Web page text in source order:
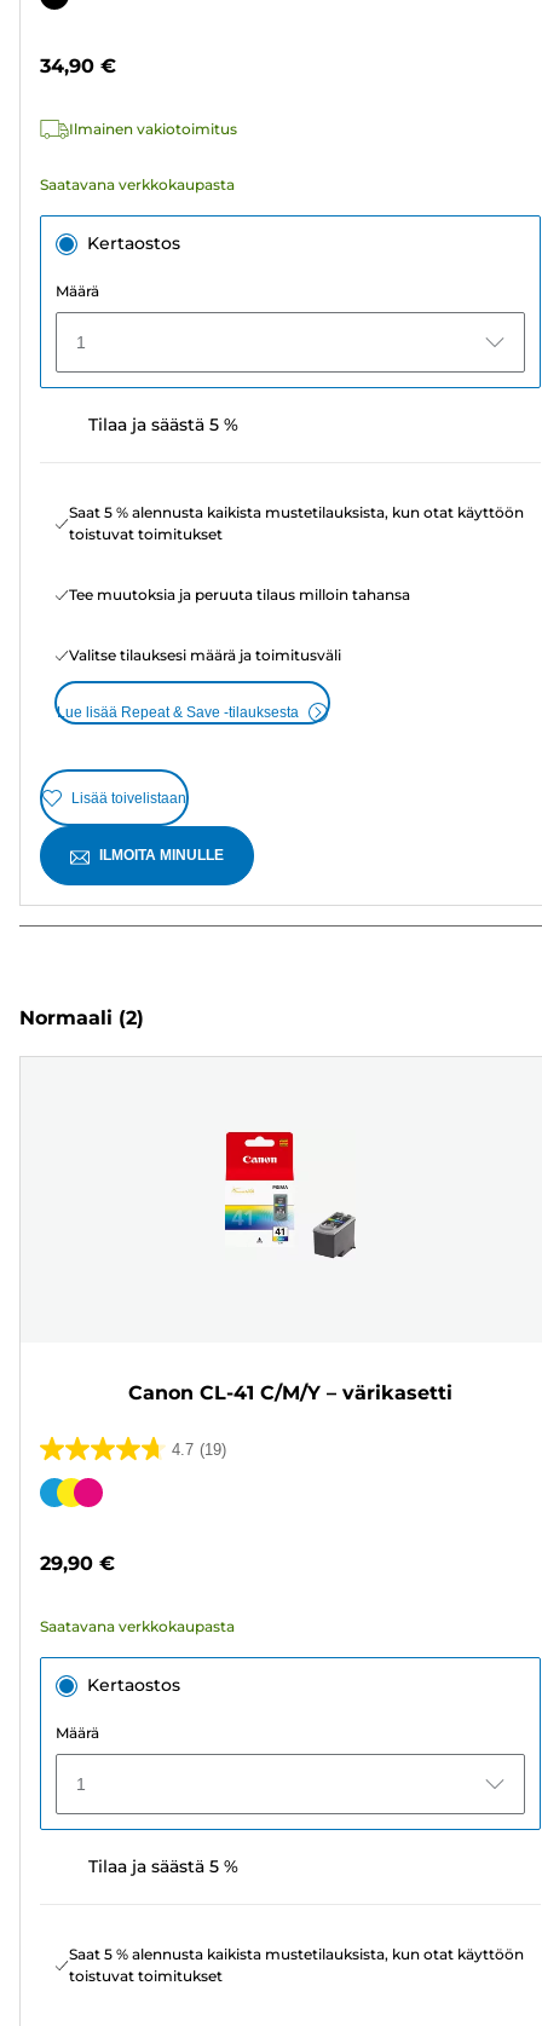
34,90 €
Ilmainen vakiotoimitus
Saatavana verkkokaupasta
Kertaostos
Määrä
1
Tilaa ja säästä 5 %
Saat 5 % alennusta kaikista mustetilauksista, kun otat käyttöön
toistuvat toimitukset
Tee muutoksia ja peruuta tilaus milloin tahansa
Valitse tilauksesi määrä ja toimitusväli
Lue lisää Repeat & Save -tilauksesta
Lisää toivelistaan
ILMOITA MINULLE
Normaali (2)
Canon CL-41 C/M/Y – värikasetti
4.7 (19)
4.7/5
tähteä.
Värikasetti
29,90 €
Saatavana verkkokaupasta
Kertaostos
Määrä
1
Tilaa ja säästä 5 %
Saat 5 % alennusta kaikista mustetilauksista, kun otat käyttöön
toistuvat toimitukset